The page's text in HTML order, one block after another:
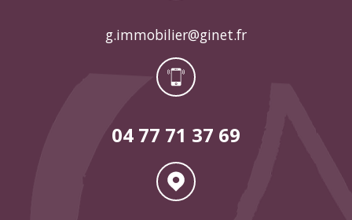
g.immobilier@ginet.fr
04 77 71 37 69